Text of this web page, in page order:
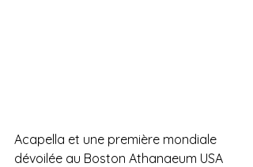
Acapella et une première mondiale
dévoilée au Boston Athanaeum USA